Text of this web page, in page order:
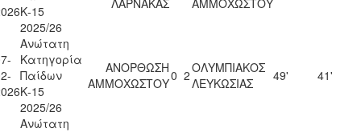
Κ-15
2025/26
ΛΑΡΝΑΚΑΣ ΑΜΜΟΧΩΣΤΟΥ
Ανώτατη
Κατηγορία
Παίδων
Κ-15
2025/26
ΑΝΟΡΘΩΣΗ
ΑΜΜΟΧΩΣΤΟΥ0 2ΟΛΥΜΠΙΑΚΟΣ
ΛΕΥΚΩΣΙΑΣ
49' 41'
Ανώτατη